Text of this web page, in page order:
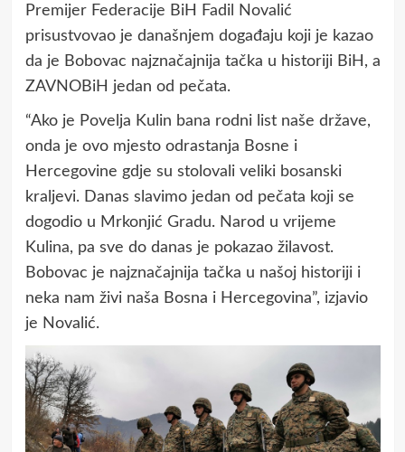
Premijer Federacije BiH Fadil Novalić
prisustvovao je današnjem događaju koji je kazao
da je Bobovac najznačajnija tačka u historiji BiH, a
ZAVNOBiH jedan od pečata.
“Ako je Povelja Kulin bana rodni list naše države,
onda je ovo mjesto odrastanja Bosne i
Hercegovine gdje su stolovali veliki bosanski
kraljevi. Danas slavimo jedan od pečata koji se
dogodio u Mrkonjić Gradu. Narod u vrijeme
Kulina, pa sve do danas je pokazao žilavost.
Bobovac je najznačajnija tačka u našoj historiji i
neka nam živi naša Bosna i Hercegovina”, izjavio
je Novalić.